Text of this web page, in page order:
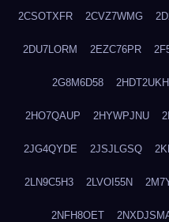
2CSOTXFR 2CVZ7WMG
2DU7LORM 2EZC76PR
2G8M6D58 2HDT2UKH
2HO7QAUP 2HYWPJNU
2JG4QYDE 2JSJLGSQ
2LN9C5H3 2LVOI55N
2NFH8OET